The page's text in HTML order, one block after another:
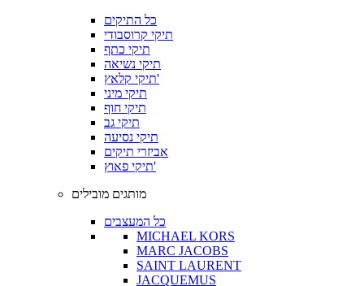
כל התיקים
תיקי קרוסבודי
תיקי כתף
תיקי נשיאה
תיקי קלאץ'
תיקי מיני
תיקי חוף
תיקי גב
תיקי נסיעה
אביזרי תיקים
תיקי פאוץ'
מותגים מובילים
כל המעצבים
MICHAEL KORS
MARC JACOBS
SAINT LAURENT
JACQUEMUS